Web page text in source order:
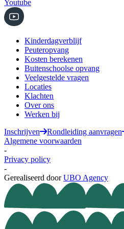
Youtube
Kinderdagverblijf
Peuteropvang
Kosten berekenen
Buitenschoolse opvang
Veelgestelde vragen
Locaties
Klachten
Over ons
Werken bij
Inschrijven
Rondleiding aanvragen
Algemene voorwaarden
-
Privacy policy
-
Gerealiseerd door UBO Agency